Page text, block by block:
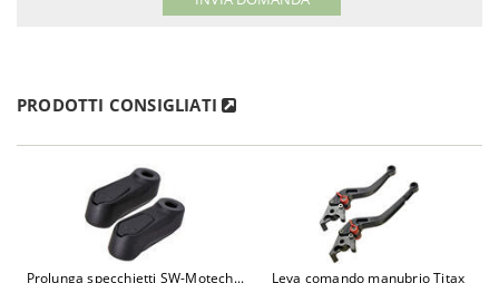
PRODOTTI CONSIGLIATI
Prolunga specchietti SW-Motech...
Leva comando manubrio Titax